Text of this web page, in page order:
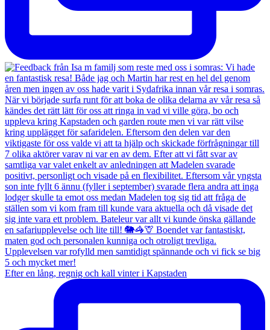
Efter en lång, regnig och kall vinter i Kapstaden